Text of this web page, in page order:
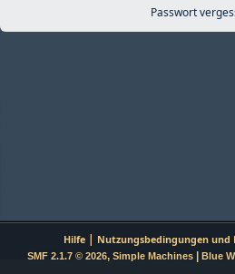
Passwort
Hilfe| Nutzungsbedingungen und
SMF 2.1.7 © 2026, Simple Machines| Blue